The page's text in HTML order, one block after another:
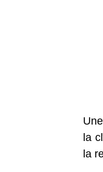
la
la